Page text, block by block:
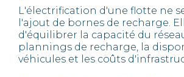
L'électrification d'une flotte ne
l'ajout de bornes de recharge.
d'équilibrer la capacité du
plannings de recharge, la
véhicules et les coûts